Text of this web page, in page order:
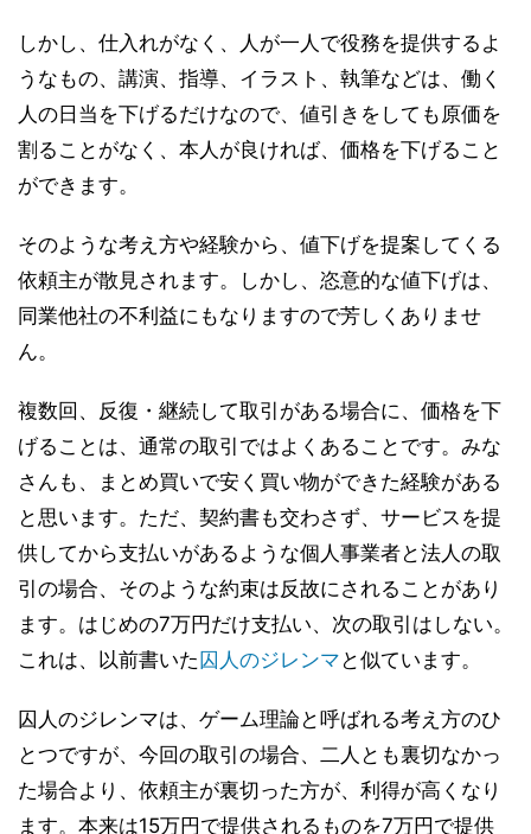
しかし、仕入れがなく、人が一人で役務を提供するよ
うなもの、講演、指導、イラスト、執筆などは、働く
人の日当を下げるだけなので、値引きをしても原価を
割ることがなく、本人が良ければ、価格を下げること
ができます。
そのような考え方や経験から、値下げを提案してくる
依頼主が散見されます。しかし、恣意的な値下げは、
同業他社の不利益にもなりますので芳しくありませ
ん。
複数回、反復・継続して取引がある場合に、価格を下
げることは、通常の取引ではよくあることです。みな
さんも、まとめ買いで安く買い物ができた経験がある
と思います。ただ、契約書も交わさず、サービスを提
供してから支払いがあるような個人事業者と法人の取
引の場合、そのような約束は反故にされることがあり
ます。はじめの7万円だけ支払い、次の取引はしない。
これは、以前書いた 囚人のジレンマ と似ています。
囚人のジレンマは、ゲーム理論と呼ばれる考え方のひ
とつですが、今回の取引の場合、二人とも裏切なかっ
た場合より、依頼主が裏切った方が、利得が高くなり
ます。本来は15万円で提供されるものを7万円で提供